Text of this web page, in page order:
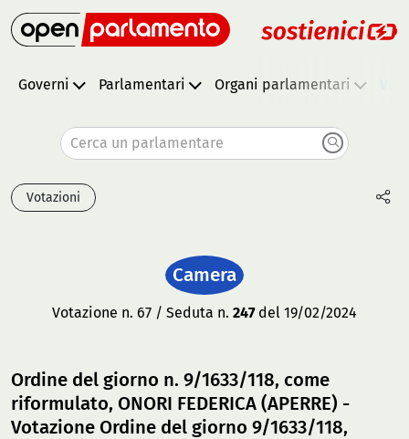
Governi Parlamentari Organi parlamentari
Cerca un parlamentare
Votazioni
Camera
Votazione n. 67 / Seduta n. 247del 19/02/2024
Ordine del giorno n. 9/1633/118, come
riformulato, ONORI FEDERICA (APERRE) -
Votazione Ordine del giorno 9/1633/118,